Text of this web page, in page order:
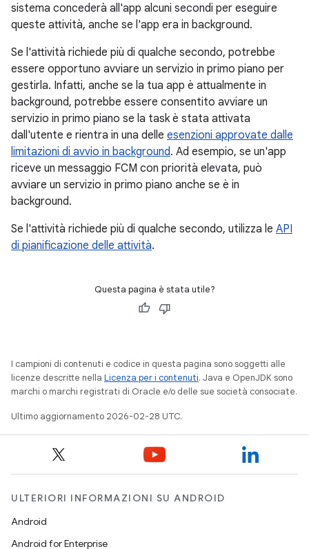
sistema concederà all'app alcuni secondi per eseguire
queste attività, anche se l'app era in background.
Se l'attività richiede più di qualche secondo, potrebbe
essere opportuno avviare un servizio in primo piano per
gestirla. Infatti, anche se la tua app è attualmente in
background, potrebbe essere consentito avviare un
servizio in primo piano se la task è stata attivata
dall'utente e rientra in una delle esenzioni approvate dalle
limitazioni di avvio in background. Ad esempio, se un'app
riceve un messaggio FCM con priorità elevata, può
avviare un servizio in primo piano anche se è in
background.
Se l'attività richiede più di qualche secondo, utilizza le API
di pianificazione delle attività.
Questa pagina è stata utile?
I campioni di contenuti e codice in questa pagina sono soggetti alle
licenze descritte nella Licenza per i contenuti. Java e OpenJDK sono
marchi o marchi registrati di Oracle e/o delle sue società consociate.
Ultimo aggiornamento 2026-02-28 UTC.
ULTERIORI INFORMAZIONI SU ANDROID
Android
Android for Enterprise